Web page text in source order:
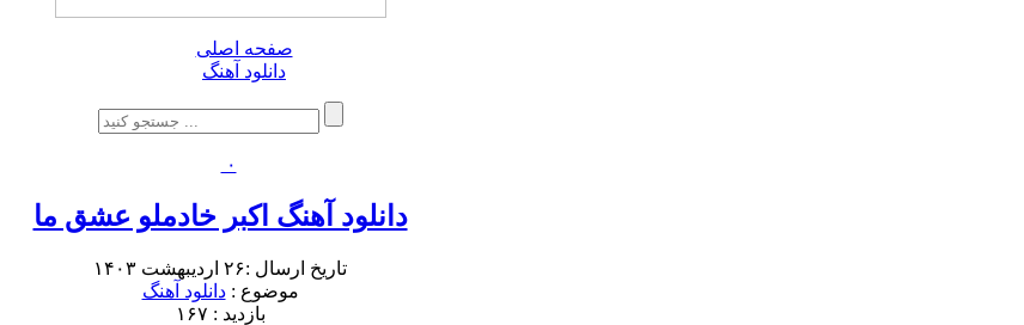
صفحه اصلی
دانلود آهنگ
۰
دانلود آهنگ اکبر خادملو عشق ما
تاریخ ارسال :۲۶ اردیبهشت ۱۴۰۳
موضوع :دانلود آهنگ
بازدید : ۱۶۷